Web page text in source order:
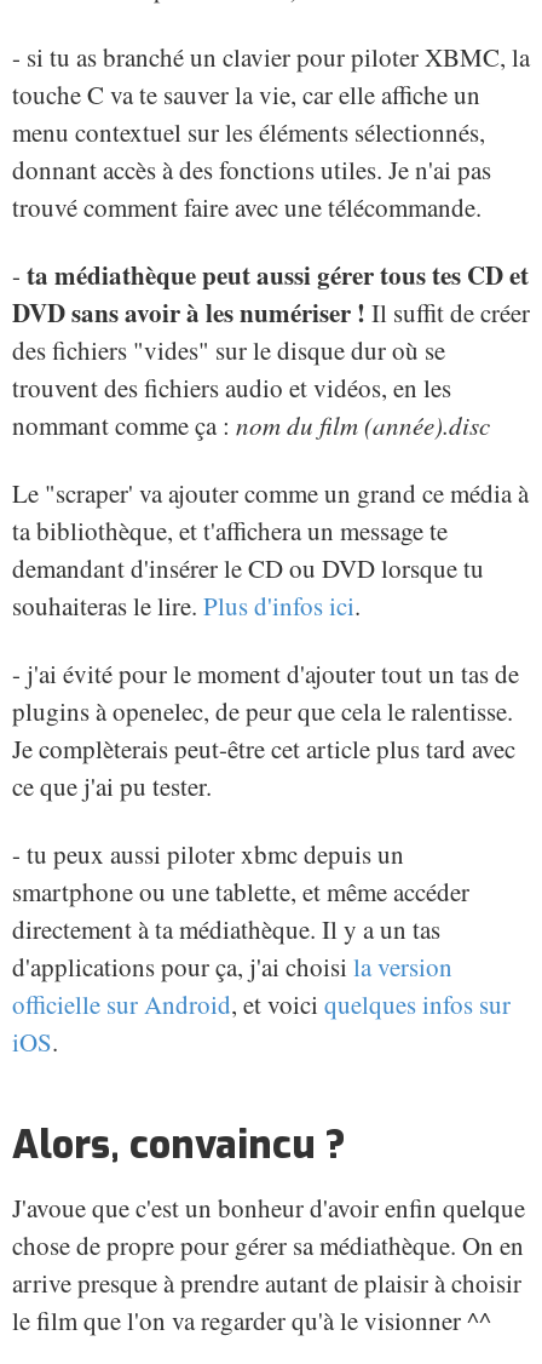
- si tu as branché un clavier pour piloter XBMC, la
touche C va te sauver la vie, car elle affiche un
menu contextuel sur les éléments sélectionnés,
donnant accès à des fonctions utiles. Je n'ai pas
trouvé comment faire avec une télécommande.
- ta médiathèque peut aussi gérer tous tes CD et
DVD sans avoir à les numériser ! Il suffit de créer
des fichiers "vides" sur le disque dur où se
trouvent des fichiers audio et vidéos, en les
nommant comme ça : nom du film (année).disc
Le "scraper' va ajouter comme un grand ce média à
ta bibliothèque, et t'affichera un message te
demandant d'insérer le CD ou DVD lorsque tu
souhaiteras le lire. Plus d'infos ici.
- j'ai évité pour le moment d'ajouter tout un tas de
plugins à openelec, de peur que cela le ralentisse.
Je complèterais peut-être cet article plus tard avec
ce que j'ai pu tester.
- tu peux aussi piloter xbmc depuis un
smartphone ou une tablette, et même accéder
directement à ta médiathèque. Il y a un tas
d'applications pour ça, j'ai choisi la version
officielle sur Android, et voici quelques infos sur
iOS.
Alors, convaincu ?
J'avoue que c'est un bonheur d'avoir enfin quelque
chose de propre pour gérer sa médiathèque. On en
arrive presque à prendre autant de plaisir à choisir
le film que l'on va regarder qu'à le visionner ^^